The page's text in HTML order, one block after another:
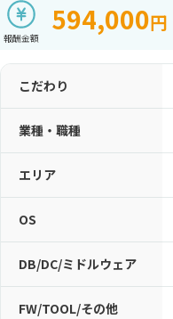
報酬金額
594,000円
こだわり
業種・職種
エリア
OS
DB/DC/ミドルウェア
FW/TOOL/その他